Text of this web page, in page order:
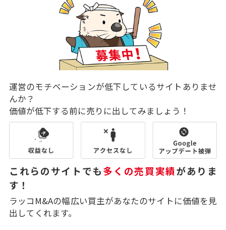
運営のモチベーションが低下しているサイトありませ
んか？
価値が低下する前に売りに出してみましょう！
これらのサイトでも多くの売買実績がありま
す！
ラッコM&Aの幅広い買主があなたのサイトに価値を見
出してくれます。